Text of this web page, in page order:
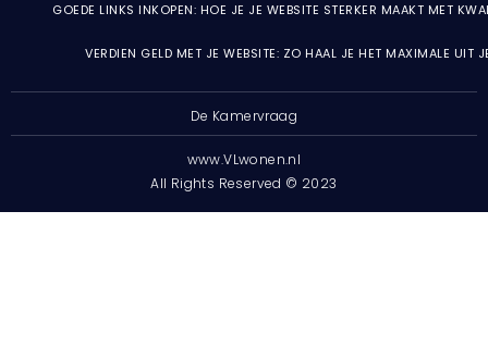
GOEDE LINKS INKOPEN: HOE JE JE WEBSITE STERKER MAAKT MET
VERDIEN GELD MET JE WEBSITE: ZO HAAL JE HET MAXIMALE UIT
De Kamervraag
www.VLwonen.nl
All Rights Reserved © 2023